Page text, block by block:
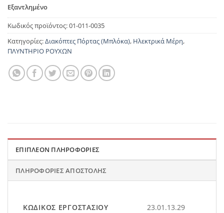
Εξαντλημένο
Κωδικός προϊόντος:01-011-0035
Κατηγορίες:Διακόπτες Πόρτας (Μπλόκα), Ηλεκτρικά Μέρη,
ΠΛΥΝΤΗΡΙΟ ΡΟΥΧΩΝ
ΕΠΙΠΛΈΟΝ ΠΛΗΡΟΦΟΡΊΕΣ
ΠΛΗΡΟΦΟΡΊΕΣ ΑΠΟΣΤΟΛΉΣ
ΚΩΔΙΚΌΣ ΕΡΓΟΣΤΑΣΊΟΥ 23.01.13.29